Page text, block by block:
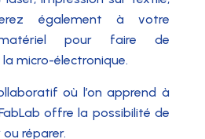
également à votre
pour faire de
la micro-électronique.
où l’on apprend à
offre la possibilité de
réparer.